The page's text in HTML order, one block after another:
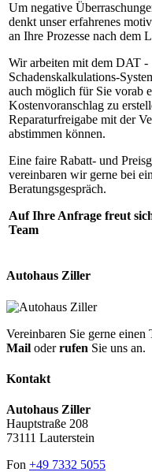
Um negative
denkt unser erfahrenes
an Ihre Prozesse nach dem
Wir arbeiten mit dem DAT -
Schadenskalkulations-
auch möglich für Sie vorab
Kostenvoranschlag zu
Reparaturfreigabe mit der
abstimmen können.
Eine faire Rabatt- und
vereinbaren wir gerne bei
Beratungsgespräch.
Auf Ihre Anfrage freut
Team
Autohaus Ziller
Vereinbaren Sie gerne einen
Mail oderrufen Sie uns an.
Kontakt
Autohaus Ziller
Hauptstraße 208
73111 Lauterstein
Fon +49 7332 5055